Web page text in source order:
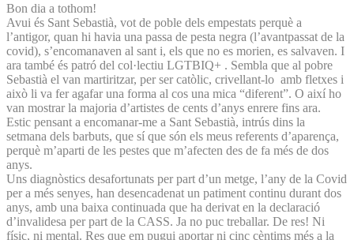
Bon dia a tothom!
Avui és Sant Sebastià, vot de poble dels empestats perquè a
l’antigor, quan hi havia una passa de pesta negra (l’avantpassat de la
covid), s’encomanaven al sant i, els que no es morien, es salvaven. I
ara també és patró del col·lectiu LGTBIQ+ . Sembla que al pobre
Sebastià el van martiritzar, per ser catòlic, crivellant-lo amb fletxes i
això li va fer agafar una forma al cos una mica “diferent”. O així ho
van mostrar la majoria d’artistes de cents d’anys enrere fins ara.
Estic pensant a encomanar-me a Sant Sebastià, intrús dins la
setmana dels barbuts, que sí que són els meus referents d’aparença,
perquè m’aparti de les pestes que m’afecten des de fa més de dos
anys.
Uns diagnòstics desafortunats per part d’un metge, l’any de la Covid
per a més senyes, han desencadenat un patiment continu durant dos
anys, amb una baixa continuada que ha derivat en la declaració
d’invalidesa per part de la CASS. Ja no puc treballar. De res! Ni
físic, ni mental. Res que em pugui aportar ni cinc cèntims més a la